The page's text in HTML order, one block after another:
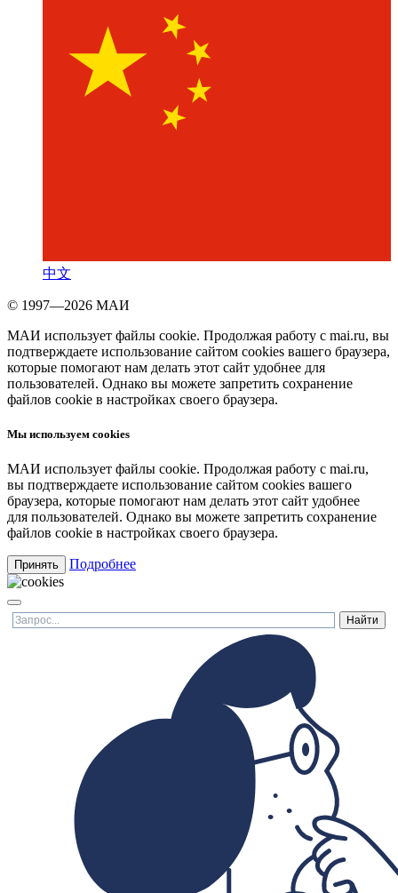
中文
© 1997—2026 МАИ
МАИ использует файлы cookie. Продолжая работу с mai.ru, вы
подтверждаете использование сайтом cookies вашего браузера,
которые помогают нам делать этот сайт удобнее для
пользователей. Однако вы можете запретить сохранение
файлов cookie в настройках своего браузера.
Мы используем cookies
МАИ использует файлы cookie. Продолжая работу с mai.ru,
вы подтверждаете использование сайтом cookies вашего
браузера, которые помогают нам делать этот сайт удобнее
для пользователей. Однако вы можете запретить сохранение
файлов cookie в настройках своего браузера.
Принять Подробнее